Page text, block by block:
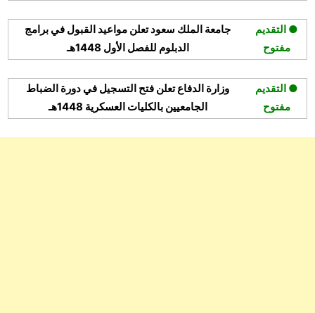
● التقديم
مفتوح
جامعة الملك سعود تعلن مواعيد القبول في برامج
الدبلوم للفصل الأول 1448هـ
● التقديم
مفتوح
وزارة الدفاع تعلن فتح التسجيل في دورة الضباط
الجامعيين بالكليات العسكرية 1448هـ